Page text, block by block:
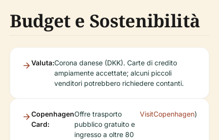
Budget e Sostenibilità
Valuta:Corona danese (DKK). Carte di credito
ampiamente accettate; alcuni piccoli
venditori potrebbero richiedere contanti.
Copenhagen
Card:
Offre trasporto
pubblico gratuito e
ingresso a oltre 80
VisitCopenhagen)